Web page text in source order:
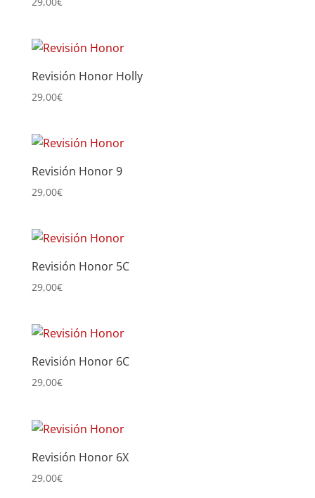
Revisión Honor Holly
29,00€
Revisión Honor 9
29,00€
Revisión Honor 5C
29,00€
Revisión Honor 6C
29,00€
Revisión Honor 6X
29,00€